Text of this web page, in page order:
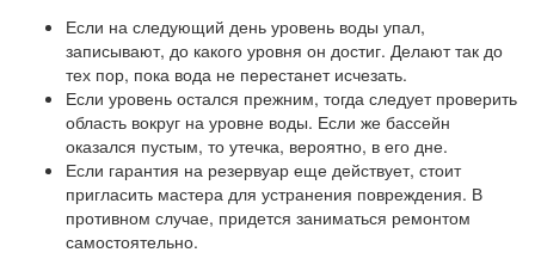
Если на следующий день уровень воды упал,
записывают, до какого уровня он достиг. Делают так до
тех пор, пока вода не перестанет исчезать.
Если уровень остался прежним, тогда следует проверить
область вокруг на уровне воды. Если же бассейн
оказался пустым, то утечка, вероятно, в его дне.
Если гарантия на резервуар еще действует, стоит
пригласить мастера для устранения повреждения. В
противном случае, придется заниматься ремонтом
самостоятельно.